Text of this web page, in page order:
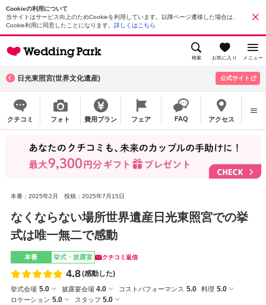
Cookieの利用について
当サイトはサービス向上のためCookieを利用しています。以降ページ遷移した場合は、
Cookie利用に同意したことになります。 詳しくはこちら
検索 お気に入り メニュー
日光東照宮(世界文化遺産) 公式サイト
クチコミ フォト 費用プラン フェア FAQ アクセス
本番：2025年2月 投稿：2025年7月15日
なくならない場所世界遺産日光東照宮での挙
式は唯一無二で感動
本番 挙式・披露宴 クチコミ返信
4.8(感動した)
挙式会場 5.0 披露宴会場 4.0 コストパフォーマンス 5.0 料理 5.0
ロケーション 5.0 スタッフ 5.0